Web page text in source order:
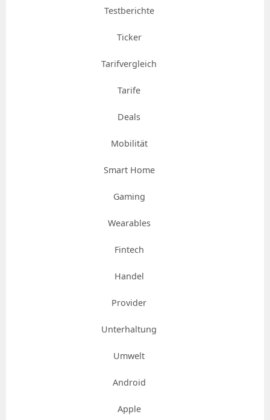
Testberichte
Ticker
Tarifvergleich
Tarife
Deals
Mobilität
Smart Home
Gaming
Wearables
Fintech
Handel
Provider
Unterhaltung
Umwelt
Android
Apple